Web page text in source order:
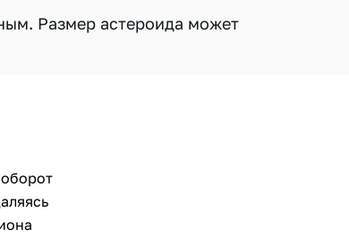
Размер астероида может